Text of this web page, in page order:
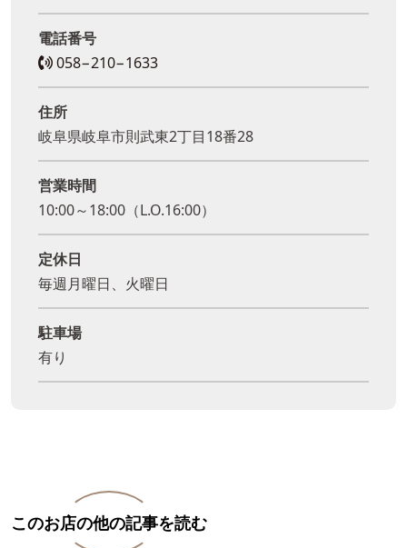
電話番号
058−210−1633
住所
岐阜県岐阜市則武東2丁目18番28
営業時間
10:00～18:00（L.O.16:00）
定休日
毎週月曜日、火曜日
駐車場
有り
このお店の他の記事を読む